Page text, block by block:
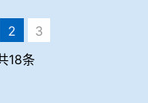
2
3
18条